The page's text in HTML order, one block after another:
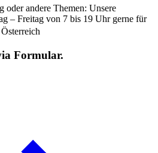
oder andere Themen: Unsere
– Freitag von 7 bis 19 Uhr gerne für
Formular.